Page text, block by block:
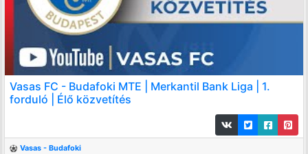
Vasas FC - Budafoki MTE | Merkantil Bank Liga | 1.
forduló | Élő közvetítés
Vasas - Budafoki